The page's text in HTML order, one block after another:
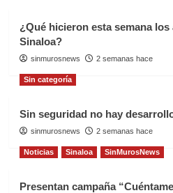
¿Qué hicieron esta semana
Sinaloa?
sinmurosnews 2 semanas hace
Sin categoría
Sin seguridad no hay
sinmurosnews 2 semanas hace
Noticias Sinaloa SinMurosNews
Presentan campaña